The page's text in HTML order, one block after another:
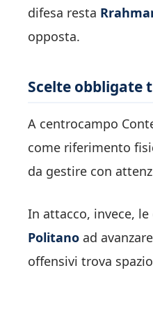
difesa resta
opposta.
Scelte obbligate
A centrocampo
come riferimento
da gestire con
In attacco, invece,
Politano ad
offensivi trova spazio